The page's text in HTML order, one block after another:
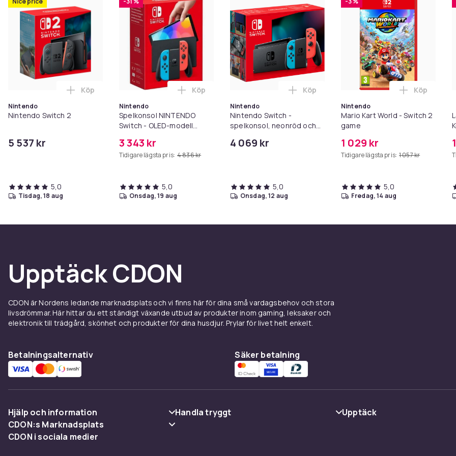
Nintendo
Nintendo Switch 2
5 537 kr
Lägg till Nintendo Switch 2 i varukorgen
Köp
5,0
tisdag, 18 aug
Nintendo
Spelkonsol NINTENDO
Switch - OLED-modell
3 343 kr
Tidigare lägsta pris: 4 836 kr
Lägg till Spelkonsol NINTENDO Switch - OLED-
Köp
5,0
onsdag, 19 aug
Nintendo
Nintendo Switch -
spelkonsol, neonröd och
4 069 kr
Lägg till Nintendo Switch -spelkonsol,
Köp
5,0
onsdag, 12 aug
Nintendo
Mario Kart World - Switch 2
game
1 029 kr
Tidigare lägsta pris: 1 057 kr
Lägg till
Köp
5,0
fredag, 14 aug
Upptäck CDON
CDON är Nordens ledande marknadsplats och vi finns här för dina små vardagsbehov och stora
livsdrömmar. Här hittar du ett ständigt växande utbud av produkter inom gaming, leksaker och
elektronik till trädgård, skönhet och produkter för dina husdjur. Prylar för livet helt enkelt.
Betalningsalternativ Säker betalning
Hjälp och information
Vanliga frågor
Handla tryggt
Upptäck
CDON:s Marknadsplats
Sälj på CDON
CDON i sociala medier